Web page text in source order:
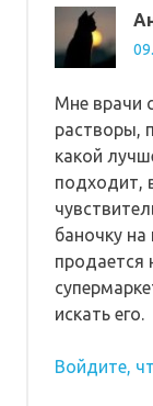
Мне врачи
растворы,
какой
подходит,
баночку
продается
искать его.
Войдите,